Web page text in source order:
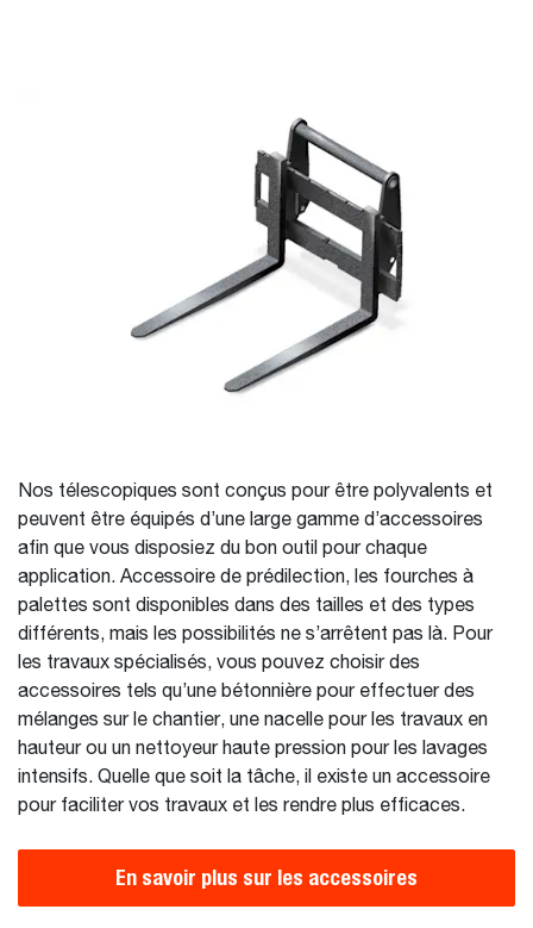
Nos télescopiques sont conçus pour être polyvalents et
peuvent être équipés d’une large gamme d’accessoires
afin que vous disposiez du bon outil pour chaque
application. Accessoire de prédilection, les fourches à
palettes sont disponibles dans des tailles et des types
différents, mais les possibilités ne s’arrêtent pas là. Pour
les travaux spécialisés, vous pouvez choisir des
accessoires tels qu’une bétonnière pour effectuer des
mélanges sur le chantier, une nacelle pour les travaux en
hauteur ou un nettoyeur haute pression pour les lavages
intensifs. Quelle que soit la tâche, il existe un accessoire
pour faciliter vos travaux et les rendre plus efficaces.
En savoir plus sur les accessoires